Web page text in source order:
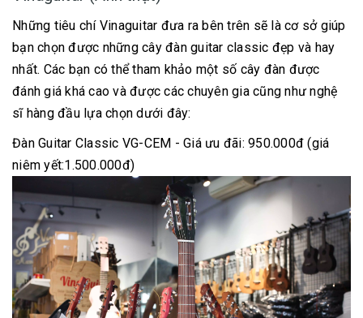
Những tiêu chí Vinaguitar đưa ra bên trên sẽ là cơ sở giúp
bạn chọn được những cây đàn guitar classic đẹp và hay
nhất. Các bạn có thể tham khảo một số cây đàn được
đánh giá khá cao và được các chuyên gia cũng như nghệ
sĩ hàng đầu lựa chọn dưới đây:
Đàn Guitar Classic VG-CEM - Giá ưu đãi: 950.000đ (giá
niêm yết:1.500.000đ)